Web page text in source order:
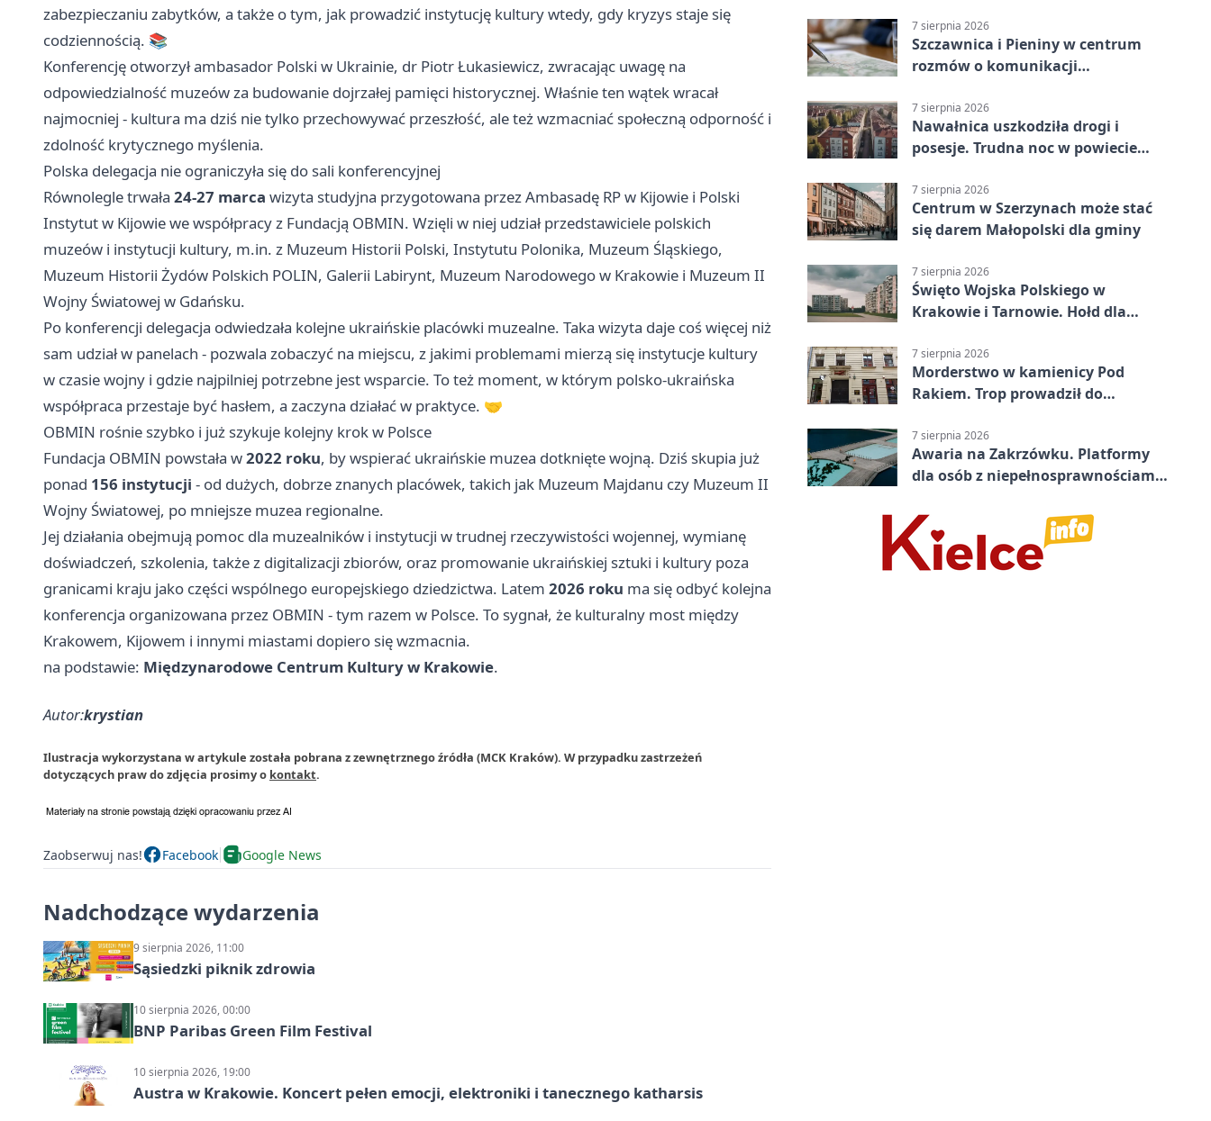
zabezpieczaniu zabytków, a także o tym, jak prowadzić instytucję kultury wtedy, gdy kryzys staje się
codziennością. 📚
Konferencję otworzył ambasador Polski w Ukrainie, dr Piotr Łukasiewicz, zwracając uwagę na
odpowiedzialność muzeów za budowanie dojrzałej pamięci historycznej. Właśnie ten wątek wracał
najmocniej - kultura ma dziś nie tylko przechowywać przeszłość, ale też wzmacniać społeczną odporność i
zdolność krytycznego myślenia.
Polska delegacja nie ograniczyła się do sali konferencyjnej
Równolegle trwała 24-27 marca wizyta studyjna przygotowana przez Ambasadę RP w Kijowie i Polski
Instytut w Kijowie we współpracy z Fundacją OBMIN. Wzięli w niej udział przedstawiciele polskich
muzeów i instytucji kultury, m.in. z Muzeum Historii Polski, Instytutu Polonika, Muzeum Śląskiego,
Muzeum Historii Żydów Polskich POLIN, Galerii Labirynt, Muzeum Narodowego w Krakowie i Muzeum II
Wojny Światowej w Gdańsku.
Po konferencji delegacja odwiedzała kolejne ukraińskie placówki muzealne. Taka wizyta daje coś więcej niż
sam udział w panelach - pozwala zobaczyć na miejscu, z jakimi problemami mierzą się instytucje kultury
w czasie wojny i gdzie najpilniej potrzebne jest wsparcie. To też moment, w którym polsko-ukraińska
współpraca przestaje być hasłem, a zaczyna działać w praktyce. 🤝
OBMIN rośnie szybko i już szykuje kolejny krok w Polsce
Fundacja OBMIN powstała w2022 roku, by wspierać ukraińskie muzea dotknięte wojną. Dziś skupia już
ponad 156 instytucji - od dużych, dobrze znanych placówek, takich jak Muzeum Majdanu czy Muzeum II
Wojny Światowej, po mniejsze muzea regionalne.
Jej działania obejmują pomoc dla muzealników i instytucji w trudnej rzeczywistości wojennej, wymianę
doświadczeń, szkolenia, także z digitalizacji zbiorów, oraz promowanie ukraińskiej sztuki i kultury poza
granicami kraju jako części wspólnego europejskiego dziedzictwa. Latem 2026 roku ma się odbyć kolejna
konferencja organizowana przez OBMIN - tym razem w Polsce. To sygnał, że kulturalny most między
Krakowem, Kijowem i innymi miastami dopiero się wzmacnia.
na podstawie: Międzynarodowe Centrum Kultury w Krakowie.
Autor:krystian
Ilustracja wykorzystana w artykule została pobrana z zewnętrznego źródła (MCK Kraków). W przypadku zastrzeżeń
dotyczących praw do zdjęcia prosimy o kontakt.
Zaobserwuj nas! Facebook Google News
Nadchodzące wydarzenia
9 sierpnia 2026, 11:00
Sąsiedzki piknik zdrowia
10 sierpnia 2026, 00:00
BNP Paribas Green Film Festival
10 sierpnia 2026, 19:00
Austra w Krakowie. Koncert pełen emocji, elektroniki i tanecznego katharsis
7 sierpnia 2026
Szczawnica i Pieniny w centrum
rozmów o komunikacji
7 sierpnia 2026
Nawałnica uszkodziła drogi i
posesje. Trudna noc w powiecie
7 sierpnia 2026
Centrum w Szerzynach może stać
się darem Małopolski dla gminy
7 sierpnia 2026
Święto Wojska Polskiego w
Krakowie i Tarnowie. Hołd dla
7 sierpnia 2026
Morderstwo w kamienicy Pod
Rakiem. Trop prowadził do
7 sierpnia 2026
Awaria na Zakrzówku. Platformy
dla osób z niepełnosprawnościami